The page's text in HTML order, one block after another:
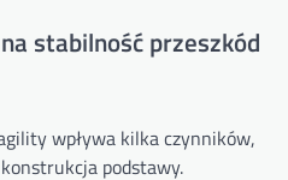
stabilność przeszkód
wpływa kilka czynników,
podstawy.